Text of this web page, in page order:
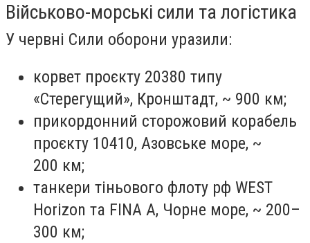
Військово-морські сили та логістика
У червні Сили оборони уразили:
корвет проєкту 20380 типу
«Стерегущий», Кронштадт, ~ 900 км;
прикордонний сторожовий корабель
проєкту 10410, Азовське море, ~
200 км;
танкери тіньового флоту рф WEST
Horizon та FINA A, Чорне море, ~ 200–
300 км;